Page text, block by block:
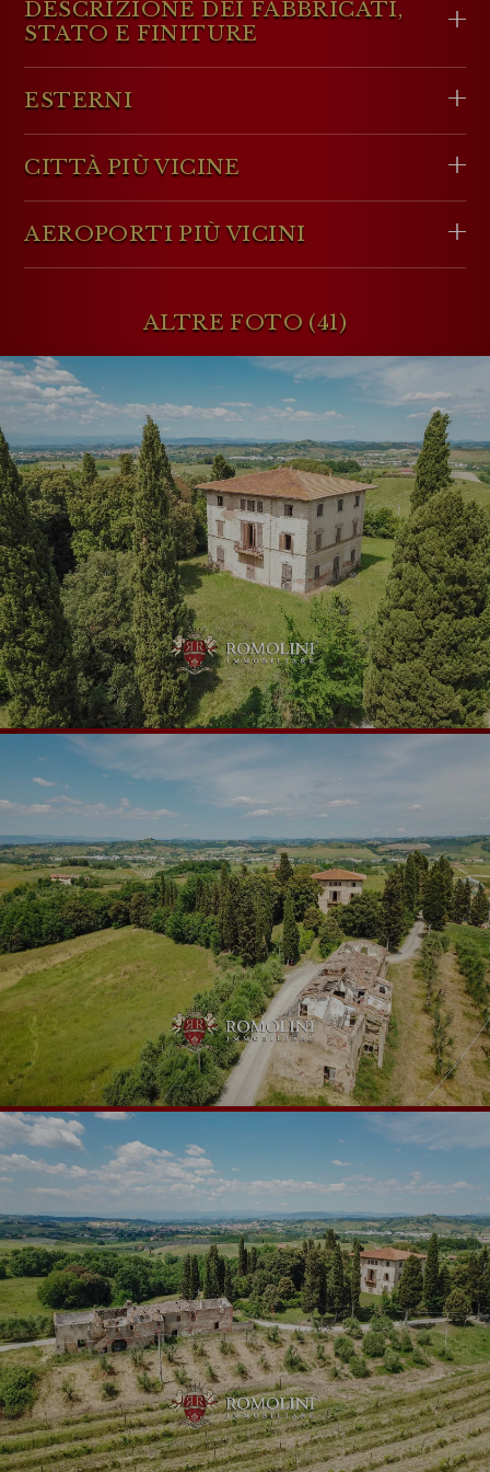
DESCRIZIONE DEI FABBRICATI,
STATO E FINITURE
ESTERNI
CITTÀ PIÙ VICINE
AEROPORTI PIÙ VICINI
ALTRE FOTO (41)